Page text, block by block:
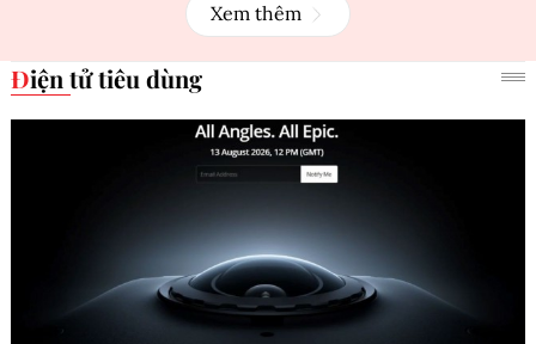
Xem thêm
Điện tử tiêu dùng